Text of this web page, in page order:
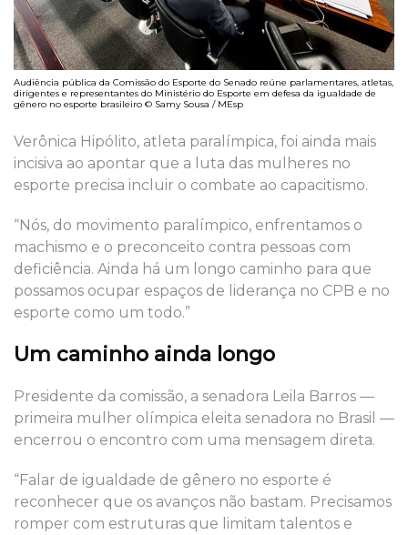
Audiência pública da Comissão do Esporte do Senado reúne parlamentares, atletas,
dirigentes e representantes do Ministério do Esporte em defesa da igualdade de
gênero no esporte brasileiro © Samy Sousa / MEsp
Verônica Hipólito, atleta paralímpica, foi ainda mais
incisiva ao apontar que a luta das mulheres no
esporte precisa incluir o combate ao capacitismo.
“Nós, do movimento paralímpico, enfrentamos o
machismo e o preconceito contra pessoas com
deficiência. Ainda há um longo caminho para que
possamos ocupar espaços de liderança no CPB e no
esporte como um todo.”
Um caminho ainda longo
Presidente da comissão, a senadora Leila Barros —
primeira mulher olímpica eleita senadora no Brasil —
encerrou o encontro com uma mensagem direta.
“Falar de igualdade de gênero no esporte é
reconhecer que os avanços não bastam. Precisamos
romper com estruturas que limitam talentos e